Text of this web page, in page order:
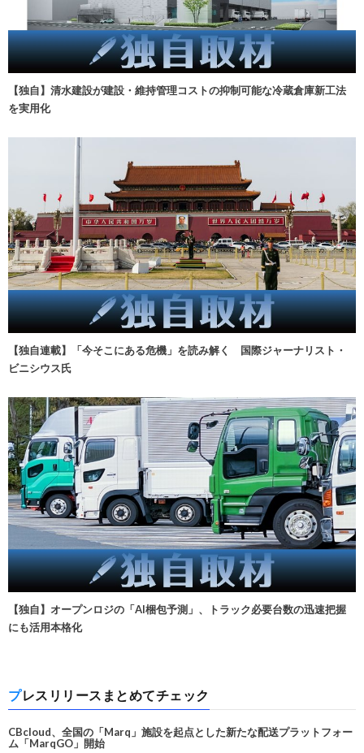
【独自】清水建設が建設・維持管理コストの抑制可能な冷蔵倉庫新工法
を実用化
【独自連載】「今そこにある危機」を読み解く 国際ジャーナリスト・
ビニシウス氏
【独自】オープンロジの「AI梱包予測」、トラック必要台数の迅速把握
にも活用本格化
プレスリリースまとめてチェック
CBcloud、全国の「Marq」施設を起点とした新たな配送プラットフォー
ム「MarqGO」開始